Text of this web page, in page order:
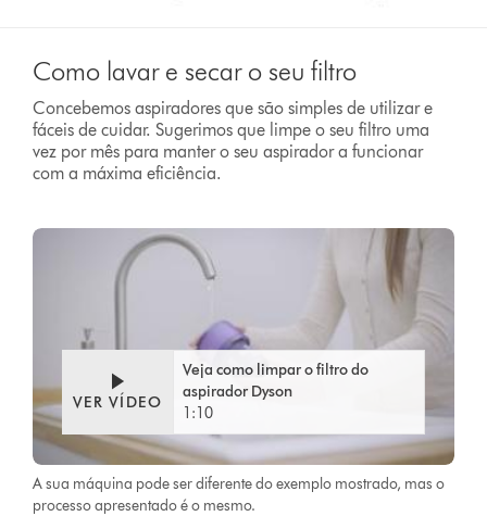
Como lavar e secar o seu filtro
Concebemos aspiradores que são simples de utilizar e
fáceis de cuidar. Sugerimos que limpe o seu filtro uma
vez por mês para manter o seu aspirador a funcionar
com a máxima eficiência.
VER VÍDEO
Veja como limpar o filtro do
aspirador Dyson
1:10
A sua máquina pode ser diferente do exemplo mostrado, mas o
processo apresentado é o mesmo.